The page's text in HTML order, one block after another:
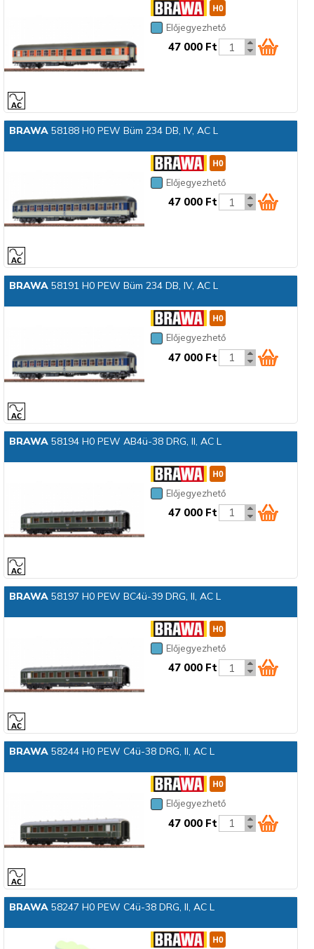
Előjegyezhető
47 000 Ft
BRAWA58188 H0 PEW Büm 234 DB, IV, AC L
Előjegyezhető
47 000 Ft
BRAWA58191 H0 PEW Büm 234 DB, IV, AC L
Előjegyezhető
47 000 Ft
BRAWA58194 H0 PEW AB4ü-38 DRG, II, AC L
Előjegyezhető
47 000 Ft
BRAWA58197 H0 PEW BC4ü-39 DRG, II, AC L
Előjegyezhető
47 000 Ft
BRAWA58244 H0 PEW C4ü-38 DRG, II, AC L
Előjegyezhető
47 000 Ft
BRAWA58247 H0 PEW C4ü-38 DRG, II, AC L